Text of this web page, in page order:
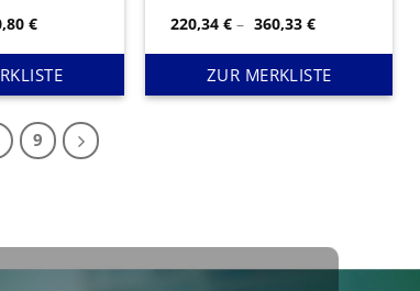
€Preisspanne:
bis
440,80 €
220,34 € – 360,33 €Preisspanne:
bis
360,33 €
ZUR MERKLISTE
9